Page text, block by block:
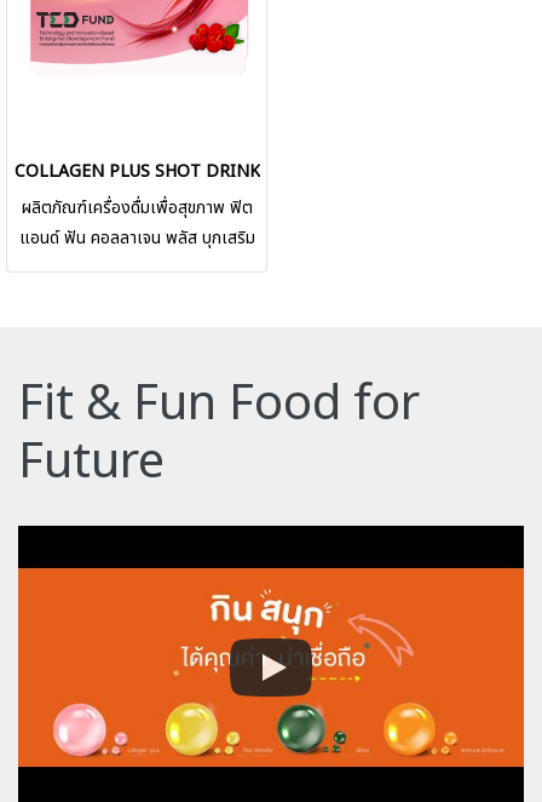
is a genuine sensible diet food
supplementary, infusing inulin
quality standard. )
COLLAGEN PLUS SHOT DRINK
ผลิตภัณฑ์เครื่องดื่มเพื่อสุขภาพ ฟิต
แอนด์ ฟัน คอลลาเจน พลัส บุกเสริม
สารอาหารเพื่อสุขภาพ ผลิตจากบุกแท้
ด้วยเทคโนโลยีที่ทันสมัย สะอาด
ปลอดภัยและใส่ใจทุกขั้นตอนการผลิต
บรรจุในขวดพร้อมดื่ม อร่อย ดื่มง่าย (
Fit & Fun brand is a genuine
infusing collagen, acerola
cherry and amino acid.
technology, cleanliness and
standard. The product packed
in bottle that ready to drink,
Fit & Fun Food for
Future